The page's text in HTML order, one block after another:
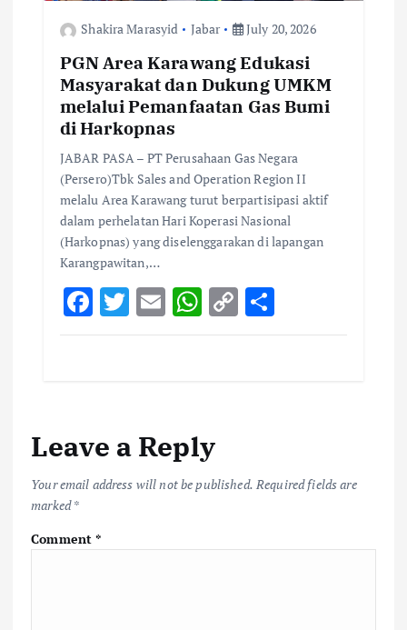
Shakira Marasyid Jabar July 20, 2026
PGN Area Karawang Edukasi
Masyarakat dan Dukung UMKM
melalui Pemanfaatan Gas Bumi
di Harkopnas
JABAR PASA – PT Perusahaan Gas Negara
(Persero)Tbk Sales and Operation Region II
melalu Area Karawang turut berpartisipasi aktif
dalam perhelatan Hari Koperasi Nasional
(Harkopnas) yang diselenggarakan di lapangan
Karangpawitan,…
F
ac
o
k
T
w
E
m
W
h
p
p
C
o
k
S
h
Leave a Reply
Your email address will not be published. Required fields are
marked*
Comment*